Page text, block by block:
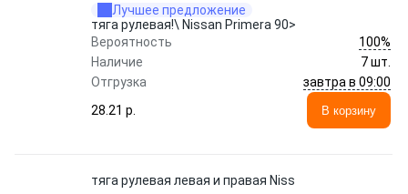
Лучшее предложение
тяга рулевая!\ Nissan Primera 90>
Вероятность
100%
Наличие
7 шт.
Отгрузка
завтра в 09:00
28.21 p.
В корзину
тяга рулевая левая и правая Niss